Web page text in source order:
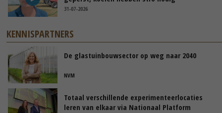
31-07-2026
KENNISPARTNERS
De glastuinbouwsector op weg naar 2040
NVM
Totaal verschillende experimenteerlocaties
leren van elkaar via Nationaal Platform